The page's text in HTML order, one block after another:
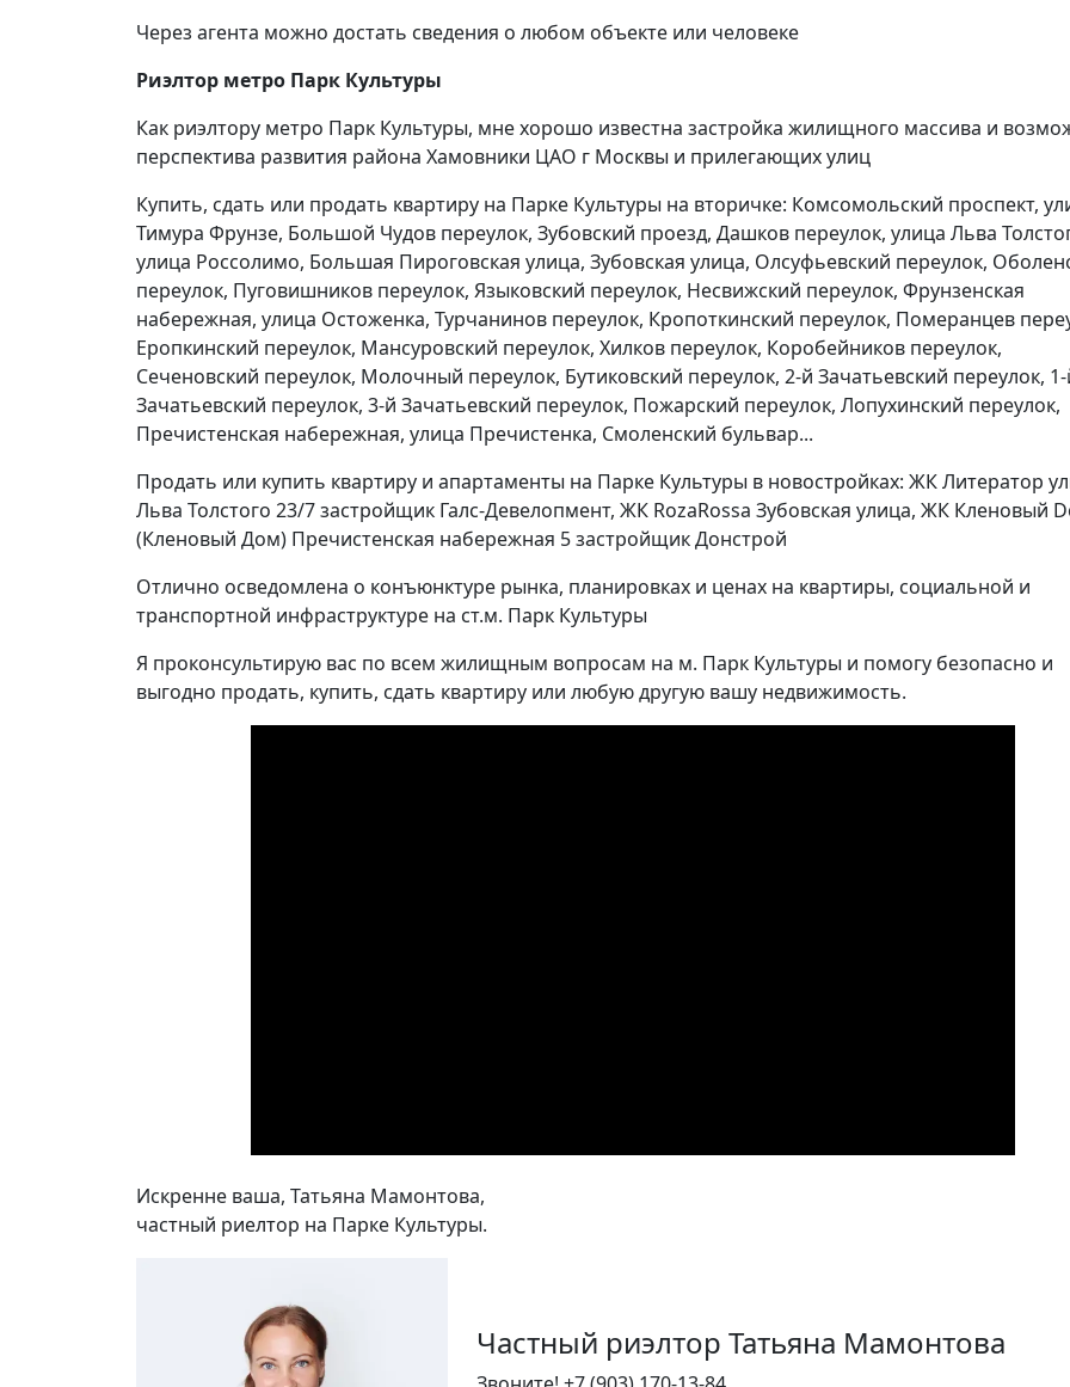
Через агента можно достать сведения о любом объекте или человеке
Риэлтор метро Парк Культуры
Как риэлтору метро Парк Культуры, мне хорошо известна застройка жилищного массива и
перспектива развития района Хамовники ЦАО г Москвы и прилегающих улиц
Купить, сдать или продать квартиру на Парке Культуры на вторичке: Комсомольский проспект,
Тимура Фрунзе, Большой Чудов переулок, Зубовский проезд, Дашков переулок, улица Льва
улица Россолимо, Большая Пироговская улица, Зубовская улица, Олсуфьевский переулок,
переулок, Пуговишников переулок, Языковский переулок, Несвижский переулок, Фрунзенская
набережная, улица Остоженка, Турчанинов переулок, Кропоткинский переулок, Померанцев
Еропкинский переулок, Мансуровский переулок, Хилков переулок, Коробейников переулок,
Сеченовский переулок, Молочный переулок, Бутиковский переулок, 2-й Зачатьевский переулок,
Зачатьевский переулок, 3-й Зачатьевский переулок, Пожарский переулок, Лопухинский переулок,
Пречистенская набережная, улица Пречистенка, Смоленский бульвар...
Продать или купить квартиру и апартаменты на Парке Культуры в новостройках: ЖК Литератор
Льва Толстого 23/7 застройщик Галс-Девелопмент, ЖК RozaRossa Зубовская улица, ЖК Кленовый
(Кленовый Дом) Пречистенская набережная 5 застройщик Донстрой
Отлично осведомлена о конъюнктуре рынка, планировках и ценах на квартиры, социальной и
транспортной инфраструктуре на ст.м. Парк Культуры
Я проконсультирую вас по всем жилищным вопросам на м. Парк Культуры и помогу безопасно и
выгодно продать, купить, сдать квартиру или любую другую вашу недвижимость.
Искренне ваша, Татьяна Мамонтова,
частный риелтор на Парке Культуры.
Частный риэлтор Татьяна Мамонтова